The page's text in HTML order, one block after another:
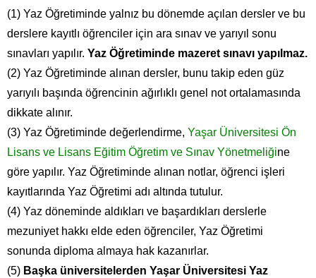
(1) Yaz Öğretiminde yalnız bu dönemde açılan dersler ve bu
derslere kayıtlı öğrenciler için ara sınav ve yarıyıl sonu
sınavları yapılır. Yaz Öğretiminde mazeret sınavı yapılmaz.
(2) Yaz Öğretiminde alınan dersler, bunu takip eden güz
yarıyılı başında öğrencinin ağırlıklı genel not ortalamasında
dikkate alınır.
(3) Yaz Öğretiminde değerlendirme, Yaşar Üniversitesi Ön
Lisans ve Lisans Eğitim Öğretim ve Sınav Yönetmeliğine
göre yapılır. Yaz Öğretiminde alınan notlar, öğrenci işleri
kayıtlarında Yaz Öğretimi adı altında tutulur.
(4) Yaz döneminde aldıkları ve başardıkları derslerle
mezuniyet hakkı elde eden öğrenciler, Yaz Öğretimi
sonunda diploma almaya hak kazanırlar.
(5) Başka üniversitelerden Yaşar Üniversitesi Yaz